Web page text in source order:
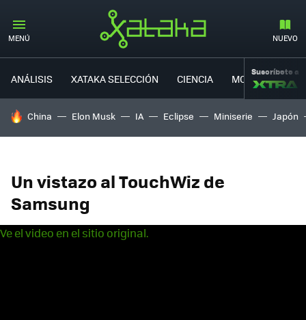
MENÚ NUEVO
ANÁLISIS XATAKA SELECCIÓN CIENCIA MOVILIDAD
Suscríbete a
HOY SE HABLA DE
China Elon Musk IA Eclipse Miniserie Japón
Un vistazo al TouchWiz de
Samsung
Ve el video en el sitio original.